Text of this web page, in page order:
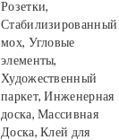
Розетки,
Стабилизированный
мох, Угловые
элементы,
Художественный
паркет, Инженерная
доска, Массивная
Доска, Клей для